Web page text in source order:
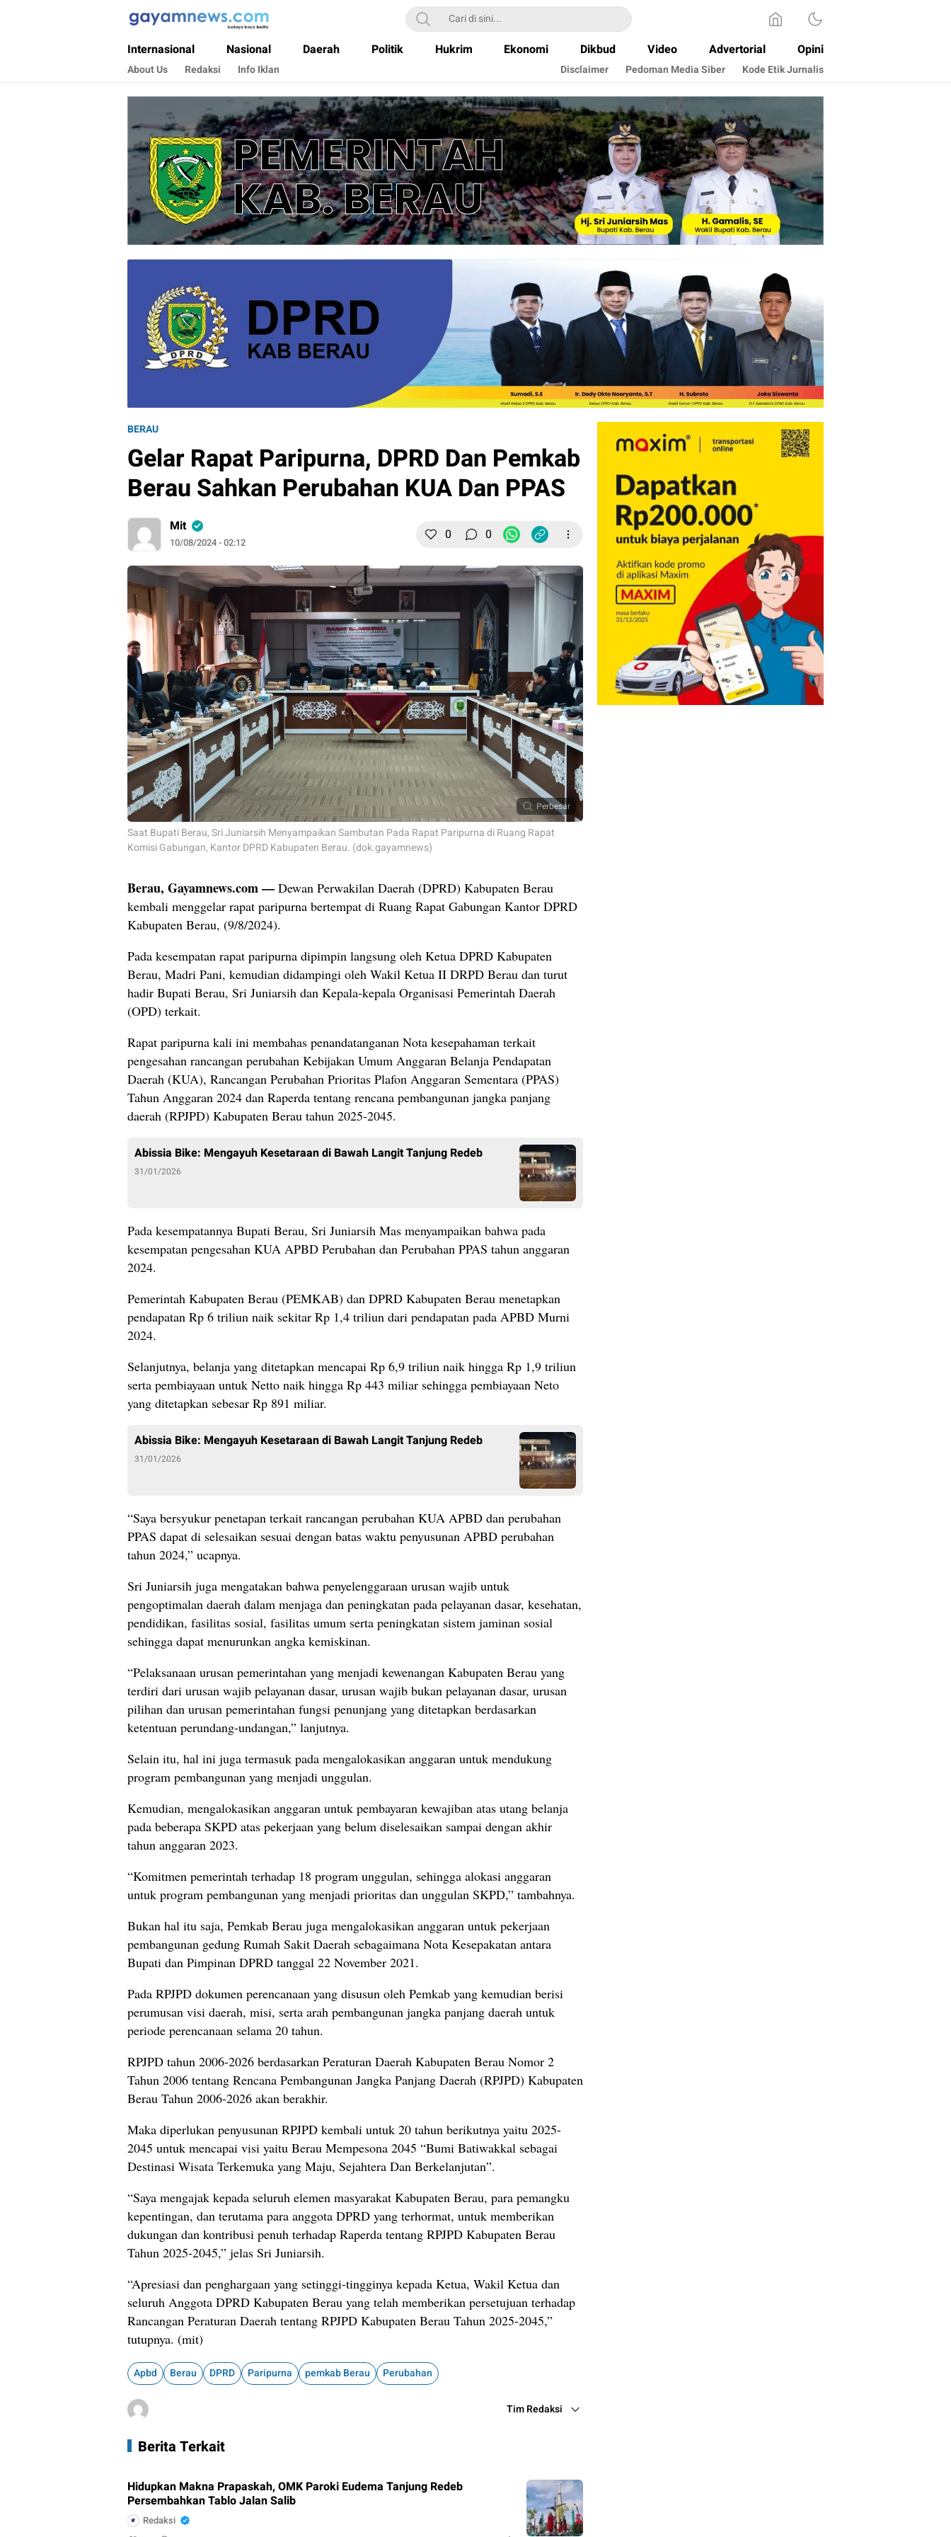
Gayamnews.com
Budaya Baca Berita
Internasional Nasional Daerah Politik Hukrim Ekonomi Dikbud Video Advertorial Opini
About Us Redaksi Info Iklan Disclaimer Pedoman Media Siber Kode Etik Jurnalis
BERAU
Gelar Rapat Paripurna, DPRD Dan Pemkab
Berau Sahkan Perubahan KUA Dan PPAS
Mit
10/08/2024 - 02:12 0 0
Perbesar
Saat Bupati Berau, Sri Juniarsih Menyampaikan Sambutan Pada Rapat Paripurna di Ruang Rapat
Komisi Gabungan, Kantor DPRD Kabupaten Berau. (dok.gayamnews)
Berau, Gayamnews.com — Dewan Perwakilan Daerah (DPRD) Kabupaten Berau
kembali menggelar rapat paripurna bertempat di Ruang Rapat Gabungan Kantor DPRD
Kabupaten Berau, (9/8/2024).
Pada kesempatan rapat paripurna dipimpin langsung oleh Ketua DPRD Kabupaten
Berau, Madri Pani, kemudian didampingi oleh Wakil Ketua II DRPD Berau dan turut
hadir Bupati Berau, Sri Juniarsih dan Kepala-kepala Organisasi Pemerintah Daerah
(OPD) terkait.
Rapat paripurna kali ini membahas penandatanganan Nota kesepahaman terkait
pengesahan rancangan perubahan Kebijakan Umum Anggaran Belanja Pendapatan
Daerah (KUA), Rancangan Perubahan Prioritas Plafon Anggaran Sementara (PPAS)
Tahun Anggaran 2024 dan Raperda tentang rencana pembangunan jangka panjang
daerah (RPJPD) Kabupaten Berau tahun 2025-2045.
Abissia Bike: Mengayuh Kesetaraan di Bawah Langit Tanjung Redeb
31/01/2026
Pada kesempatannya Bupati Berau, Sri Juniarsih Mas menyampaikan bahwa pada
kesempatan pengesahan KUA APBD Perubahan dan Perubahan PPAS tahun anggaran
2024.
Pemerintah Kabupaten Berau (PEMKAB) dan DPRD Kabupaten Berau menetapkan
pendapatan Rp 6 triliun naik sekitar Rp 1,4 triliun dari pendapatan pada APBD Murni
2024.
Selanjutnya, belanja yang ditetapkan mencapai Rp 6,9 triliun naik hingga Rp 1,9 triliun
serta pembiayaan untuk Netto naik hingga Rp 443 miliar sehingga pembiayaan Neto
yang ditetapkan sebesar Rp 891 miliar.
Abissia Bike: Mengayuh Kesetaraan di Bawah Langit Tanjung Redeb
31/01/2026
“Saya bersyukur penetapan terkait rancangan perubahan KUA APBD dan perubahan
PPAS dapat di selesaikan sesuai dengan batas waktu penyusunan APBD perubahan
tahun 2024,” ucapnya.
Sri Juniarsih juga mengatakan bahwa penyelenggaraan urusan wajib untuk
pengoptimalan daerah dalam menjaga dan peningkatan pada pelayanan dasar, kesehatan,
pendidikan, fasilitas sosial, fasilitas umum serta peningkatan sistem jaminan sosial
sehingga dapat menurunkan angka kemiskinan.
“Pelaksanaan urusan pemerintahan yang menjadi kewenangan Kabupaten Berau yang
terdiri dari urusan wajib pelayanan dasar, urusan wajib bukan pelayanan dasar, urusan
pilihan dan urusan pemerintahan fungsi penunjang yang ditetapkan berdasarkan
ketentuan perundang-undangan,” lanjutnya.
Selain itu, hal ini juga termasuk pada mengalokasikan anggaran untuk mendukung
program pembangunan yang menjadi unggulan.
Kemudian, mengalokasikan anggaran untuk pembayaran kewajiban atas utang belanja
pada beberapa SKPD atas pekerjaan yang belum diselesaikan sampai dengan akhir
tahun anggaran 2023.
“Komitmen pemerintah terhadap 18 program unggulan, sehingga alokasi anggaran
untuk program pembangunan yang menjadi prioritas dan unggulan SKPD,” tambahnya.
Bukan hal itu saja, Pemkab Berau juga mengalokasikan anggaran untuk pekerjaan
pembangunan gedung Rumah Sakit Daerah sebagaimana Nota Kesepakatan antara
Bupati dan Pimpinan DPRD tanggal 22 November 2021.
Pada RPJPD dokumen perencanaan yang disusun oleh Pemkab yang kemudian berisi
perumusan visi daerah, misi, serta arah pembangunan jangka panjang daerah untuk
periode perencanaan selama 20 tahun.
RPJPD tahun 2006-2026 berdasarkan Peraturan Daerah Kabupaten Berau Nomor 2
Tahun 2006 tentang Rencana Pembangunan Jangka Panjang Daerah (RPJPD) Kabupaten
Berau Tahun 2006-2026 akan berakhir.
Maka diperlukan penyusunan RPJPD kembali untuk 20 tahun berikutnya yaitu 2025-
2045 untuk mencapai visi yaitu Berau Mempesona 2045 “Bumi Batiwakkal sebagai
Destinasi Wisata Terkemuka yang Maju, Sejahtera Dan Berkelanjutan”.
“Saya mengajak kepada seluruh elemen masyarakat Kabupaten Berau, para pemangku
kepentingan, dan terutama para anggota DPRD yang terhormat, untuk memberikan
dukungan dan kontribusi penuh terhadap Raperda tentang RPJPD Kabupaten Berau
Tahun 2025-2045,” jelas Sri Juniarsih.
“Apresiasi dan penghargaan yang setinggi-tingginya kepada Ketua, Wakil Ketua dan
seluruh Anggota DPRD Kabupaten Berau yang telah memberikan persetujuan terhadap
Rancangan Peraturan Daerah tentang RPJPD Kabupaten Berau Tahun 2025-2045,”
tutupnya. (mit)
Apbd Berau DPRD Paripurna pemkab Berau Perubahan
Tim Redaksi
Berita Terkait
Hidupkan Makna Prapaskah, OMK Paroki Eudema Tanjung Redeb
Persembahkan Tablo Jalan Salib
Redaksi